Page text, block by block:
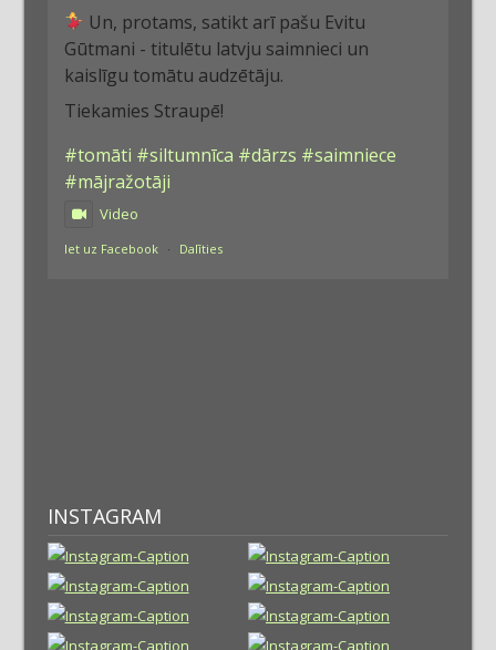
Un, protams, satikt arī pašu Evitu
Gūtmani - titulētu latvju saimnieci un
kaislīgu tomātu audzētāju.
Tiekamies Straupē!
#tomāti #siltumnīca #dārzs #saimniece
#mājražotāji
Video
Iet uz Facebook · Dalīties
INSTAGRAM